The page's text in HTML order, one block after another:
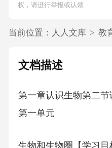
权，请进行举报或认领
当前位置： 人人文库 > 教
文档描述
第一章认识生物第二
第一单元
生物和生物圈【学习